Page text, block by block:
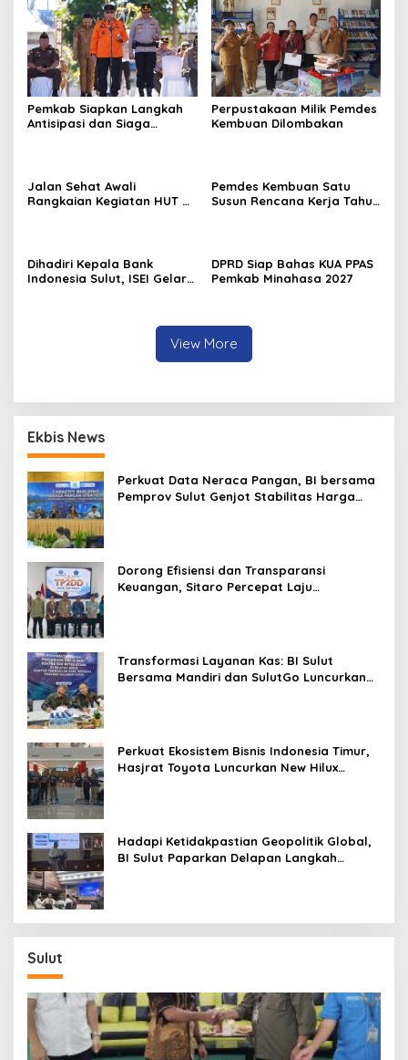
Pemkab Siapkan Langkah
Antisipasi dan Siaga
Perpustakaan Milik Pemdes
Kembuan Dilombakan
Jalan Sehat Awali
Rangkaian Kegiatan HUT RI
Pemdes Kembuan Satu
Susun Rencana Kerja Tahun
Dihadiri Kepala Bank
Indonesia Sulut, ISEI Gelar
DPRD Siap Bahas KUA PPAS
Pemkab Minahasa 2027
View More
Ekbis News
Perkuat Data Neraca Pangan, BI bersama
Pemprov Sulut Genjot Stabilitas Harga
Dorong Efisiensi dan Transparansi
Keuangan, Sitaro Percepat Laju
Transformasi Layanan Kas: BI Sulut
Bersama Mandiri dan SulutGo Luncurkan
Perkuat Ekosistem Bisnis Indonesia Timur,
Hasjrat Toyota Luncurkan New Hilux
Hadapi Ketidakpastian Geopolitik Global,
BI Sulut Paparkan Delapan Langkah
Sulut